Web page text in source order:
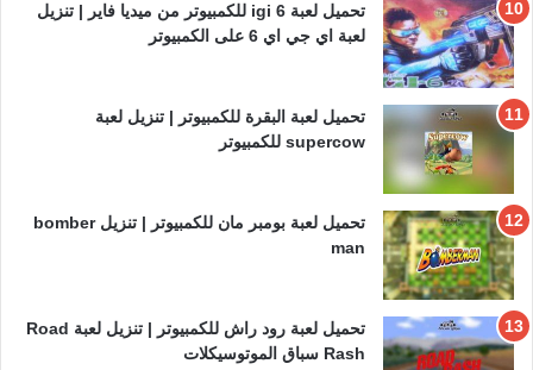
تحميل لعبة igi 6 للكمبيوتر من ميديا فاير | تنزيل
لعبة اي جي اي 6 على الكمبيوتر
تحميل لعبة البقرة للكمبيوتر | تنزيل لعبة
supercow للكمبيوتر
تحميل لعبة بومبر مان للكمبيوتر | تنزيل bomber
man
تحميل لعبة رود راش للكمبيوتر | تنزيل لعبة Road
Rash سباق الموتوسيكلات